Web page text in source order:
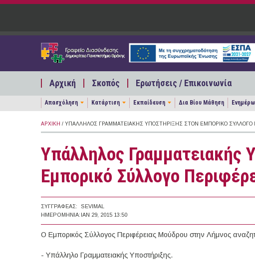
Παράκαμψη προς το κυρίως περιεχόμενο
Αρχική Σκοπός Ερωτήσεις / Επικοινωνία
Απασχόληση Κατάρτιση Εκπαίδευση Δια Βίου Μάθηση
ΑΡΧΙΚΉ / ΥΠΆΛΛΗΛΟΣ ΓΡΑΜΜΑΤΕΙΑΚΉΣ ΥΠΟΣΤΉΡΙΞΗΣ ΣΤΟΝ ΕΜΠΟΡΙΚΌ
Υπάλληλος Γραμματειακής
Εμπορικό Σύλλογο
ΣΥΓΓΡΑΦΈΑΣ:
SEVIMAL
ΗΜΕΡΟΜΗΝΊΑ: ΙΑΝ 29, 2015 13:50
Ο Εμπορικός Σύλλογος Περιφέρειας Μούδρου στην Λήμνος
- Υπάλληλο Γραμματειακής Υποστήριξης.